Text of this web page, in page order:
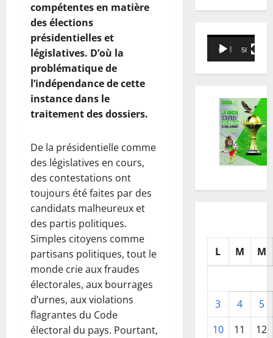
compétentes en matière
des élections
présidentielles et
législatives. D’où la
problématique de
l’indépendance de cette
instance dans le
traitement des dossiers.
De la présidentielle comme
des législatives en cours,
des contestations ont
toujours été faites par des
candidats malheureux et
des partis politiques.
Simples citoyens comme
partisans politiques, tout le
monde crie aux fraudes
électorales, aux bourrages
d’urnes, aux violations
flagrantes du Code
électoral du pays. Pourtant,
Lecteur
vidéo
00:00 58:18
L M M
3 4
5
10
11
12